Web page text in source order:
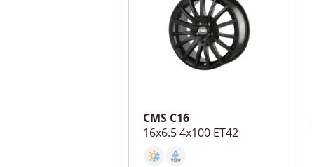
CMS C16
16x6.5 4x100 ET42